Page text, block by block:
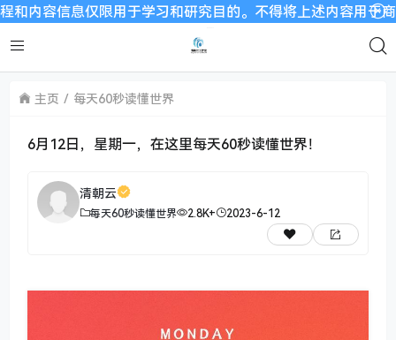
容信息仅限用于学习和研究目的。不得将上述内容用于商
主页 每天60秒读懂世界
6月12日，星期一，在这里每天60秒读懂世界！
清朝云
每天60秒读懂世界 2.8K+ 2023-6-12